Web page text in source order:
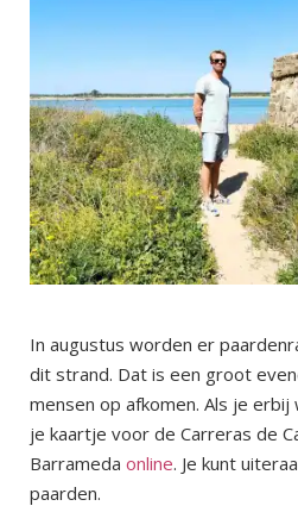
In augustus worden er
dit strand. Dat is een groot
mensen op afkomen. Als je
je kaartje voor de Carreras de
Barrameda online. Je kunt
paarden.